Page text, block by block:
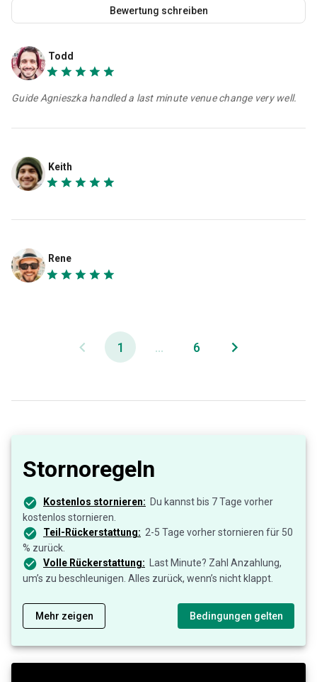
Bewertung schreiben
Todd
Guide Agnieszka handled a last minute venue change very well.
Keith
Rene
1 ... 6
Stornoregeln
Kostenlos stornieren: Du kannst bis 7 Tage vorher
kostenlos stornieren.
Teil-Rückerstattung: 2-5 Tage vorher stornieren für 50
% zurück.
Volle Rückerstattung:
Last Minute? Zahl Anzahlung,
um’s zu beschleunigen. Alles zurück, wenn’s nicht klappt.
Mehr zeigen Bedingungen gelten